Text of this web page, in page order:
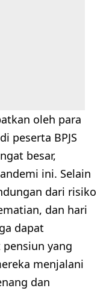
oleh para
peserta BPJS
besar,
ini. Selain
dari risiko
dan hari
dapat
yang
menjalani
dan